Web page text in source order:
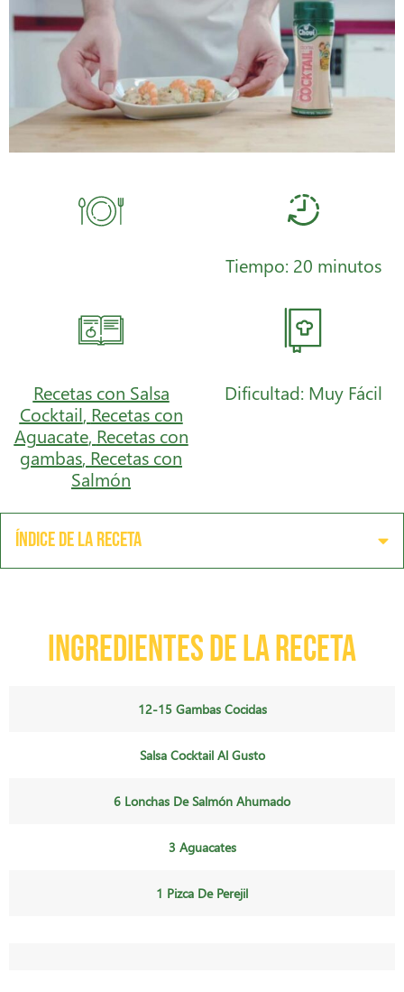
Tiempo: 20 minutos
Recetas con Salsa
Cocktail, Recetas con
Aguacate, Recetas con
gambas, Recetas con
Salmón
Dificultad: Muy Fácil
Índice de la receta
Ingredientes de la receta
12-15 Gambas Cocidas
Salsa Cocktail Al Gusto
6 Lonchas De Salmón Ahumado
3 Aguacates
1 Pizca De Perejil